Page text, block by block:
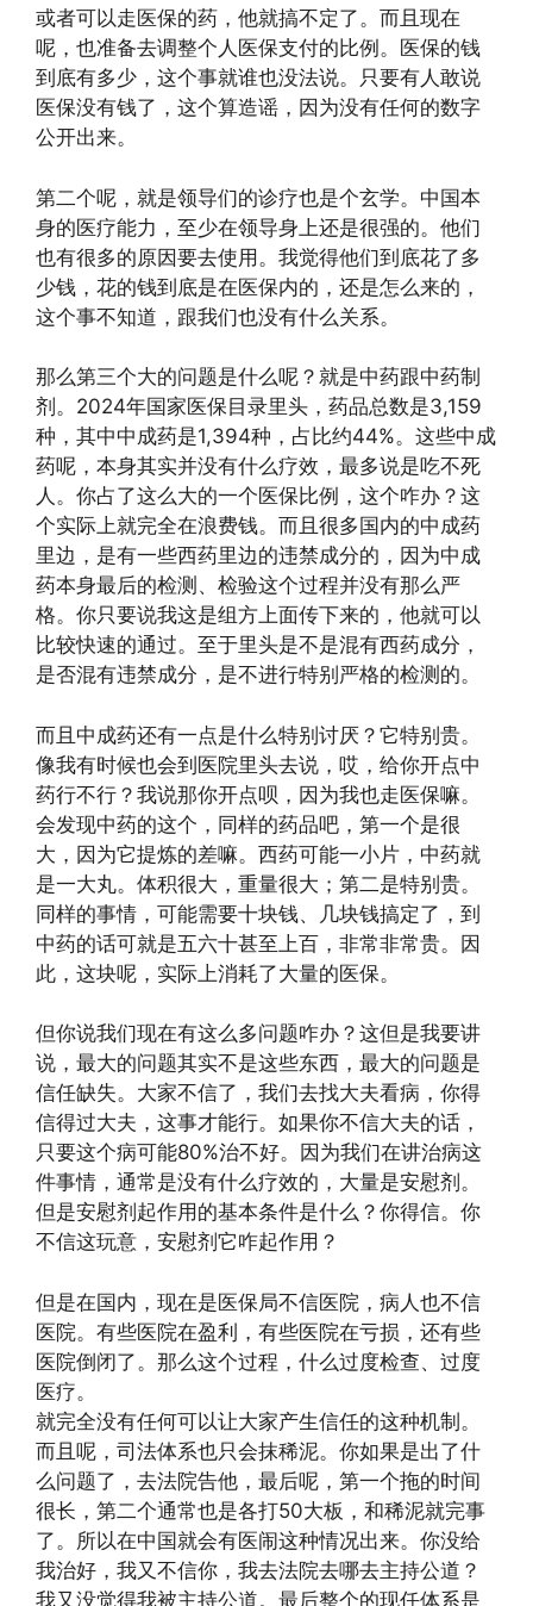
或者可以走医保的药，他就搞不定了。而且现在
呢，也准备去调整个人医保支付的比例。医保的钱
到底有多少，这个事就谁也没法说。只要有人敢说
医保没有钱了，这个算造谣，因为没有任何的数字
公开出来。
第二个呢，就是领导们的诊疗也是个玄学。中国本
身的医疗能力，至少在领导身上还是很强的。他们
也有很多的原因要去使用。我觉得他们到底花了多
少钱，花的钱到底是在医保内的，还是怎么来的，
这个事不知道，跟我们也没有什么关系。
那么第三个大的问题是什么呢？就是中药跟中药制
剂。2024年国家医保目录里头，药品总数是3,159
种，其中中成药是1,394种，占比约44%。这些中成
药呢，本身其实并没有什么疗效，最多说是吃不死
人。你占了这么大的一个医保比例，这个咋办？这
个实际上就完全在浪费钱。而且很多国内的中成药
里边，是有一些西药里边的违禁成分的，因为中成
药本身最后的检测、检验这个过程并没有那么严
格。你只要说我这是组方上面传下来的，他就可以
比较快速的通过。至于里头是不是混有西药成分，
是否混有违禁成分，是不进行特别严格的检测的。
而且中成药还有一点是什么特别讨厌？它特别贵。
像我有时候也会到医院里头去说，哎，给你开点中
药行不行？我说那你开点呗，因为我也走医保嘛。
会发现中药的这个，同样的药品吧，第一个是很
大，因为它提炼的差嘛。西药可能一小片，中药就
是一大丸。体积很大，重量很大；第二是特别贵。
同样的事情，可能需要十块钱、几块钱搞定了，到
中药的话可就是五六十甚至上百，非常非常贵。因
此，这块呢，实际上消耗了大量的医保。
但你说我们现在有这么多问题咋办？这但是我要讲
说，最大的问题其实不是这些东西，最大的问题是
信任缺失。大家不信了，我们去找大夫看病，你得
信得过大夫，这事才能行。如果你不信大夫的话，
只要这个病可能80%治不好。因为我们在讲治病这
件事情，通常是没有什么疗效的，大量是安慰剂。
但是安慰剂起作用的基本条件是什么？你得信。你
不信这玩意，安慰剂它咋起作用？
但是在国内，现在是医保局不信医院，病人也不信
医院。有些医院在盈利，有些医院在亏损，还有些
医院倒闭了。那么这个过程，什么过度检查、过度
医疗。
就完全没有任何可以让大家产生信任的这种机制。
而且呢，司法体系也只会抹稀泥。你如果是出了什
么问题了，去法院告他，最后呢，第一个拖的时间
很长，第二个通常也是各打50大板，和稀泥就完事
了。所以在中国就会有医闹这种情况出来。你没给
我治好，我又不信你，我去法院去哪去主持公道？
我又没觉得我被主持公道。最后整个的现任体系是